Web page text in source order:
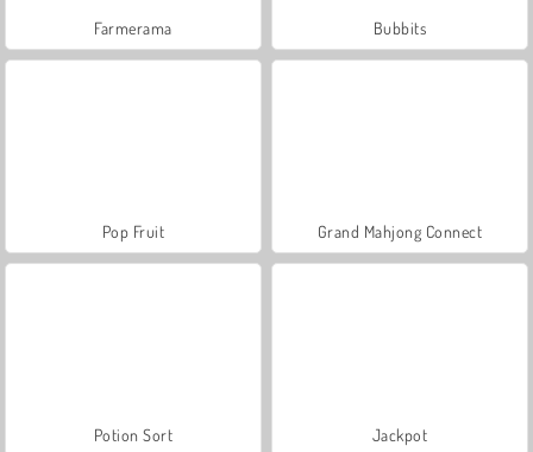
Farmerama Bubbits
Pop Fruit Grand Mahjong Connect
Potion Sort Jackpot